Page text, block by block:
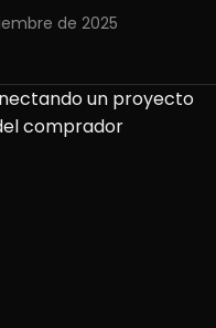
de 2025